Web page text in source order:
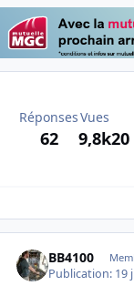
Réponses
62
Vues
9,8k
BB4100
Publication: 19